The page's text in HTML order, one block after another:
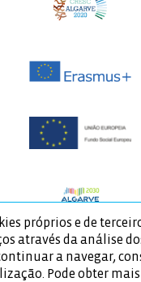
próprios e de
através da análise
a navegar,
Pode obter